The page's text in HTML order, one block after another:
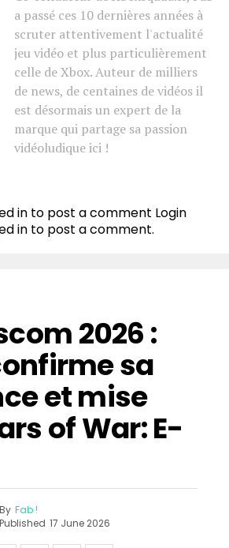
a passé ces 10 dernières années à
scruter attentivement l'actualité
jeu vidéo et plus particulièrement
celle de Xbox. Auteur de milliers
de news, de centaines de vidéos il
est désormais un expert de la
marque qui partage sa passion
vidéoludique ici !
in to post a comment Login
in to post a comment.
2026 :
sa
et mise
of War: E-
By Fab !
Published 17 June 2026